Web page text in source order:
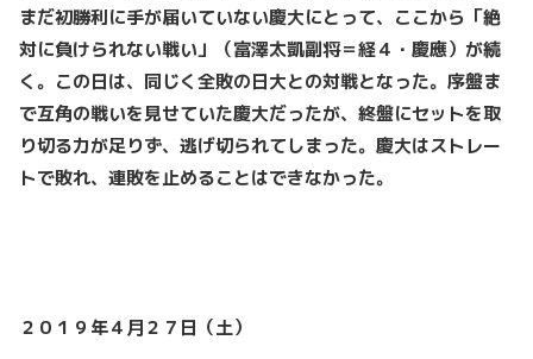
まだ初勝利に手が届いていない慶大にとって、ここから「絶
対に負けられない戦い」（富澤太凱副将＝経４・慶應）が続
く。この日は、同じく全敗の日大との対戦となった。序盤ま
で互角の戦いを見せていた慶大だったが、終盤にセットを取
り切る力が足りず、逃げ切られてしまった。慶大はストレー
トで敗れ、連敗を止めることはできなかった。
２０１９年４月２７日（土）